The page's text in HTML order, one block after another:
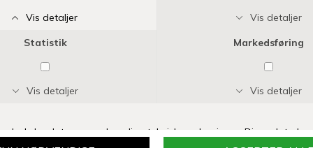
Vi anbefaler også
-50%